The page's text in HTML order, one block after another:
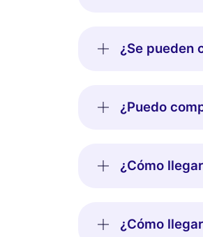
¿Se pueden
¿Puedo
¿Cómo
¿Cómo